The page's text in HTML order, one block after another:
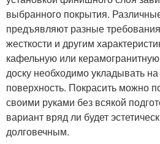
выбранного покрытия.
предъявляют разные
жесткости и другим
кафельную или
доску необходимо укладывать
поверхность. Покрасить можно
своими руками без всякой
вариант вряд ли будет
долговечным.